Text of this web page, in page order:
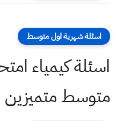
اسئلة شهرية اول متوسط
اسئلة كيمياء
متوسط متميزين